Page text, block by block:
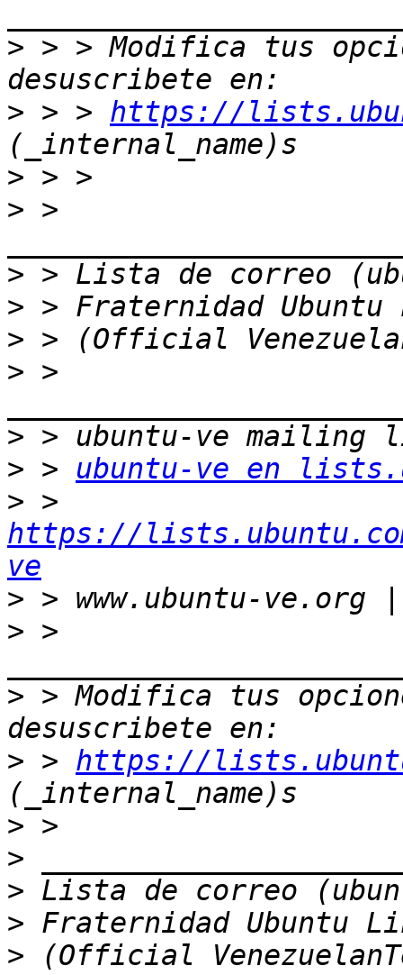
> > > Modifica tus
> > > https://
>
> >
>
>
>
> >
>
> > ubuntu-ve en
>
https://
ve
>
> >
> > Modifica tus
> > https://
>
>
>
>
>